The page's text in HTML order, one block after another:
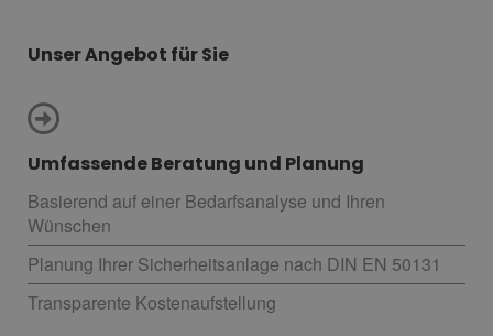
Unser Angebot für Sie
Umfassende Beratung und Planung
Basierend auf einer Bedarfsanalyse und Ihren
Wünschen
Planung Ihrer Sicherheitsanlage nach DIN EN 50131
Transparente Kostenaufstellung